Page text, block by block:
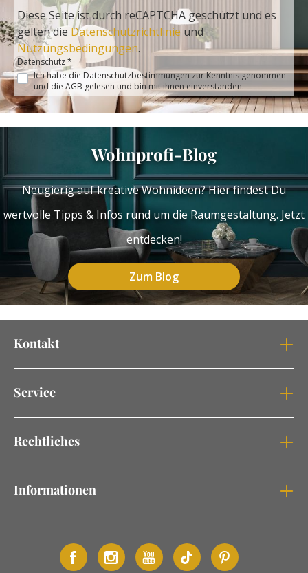
Diese Seite ist durch reCAPTCHA geschützt und es
gelten die Datenschutzrichtlinie und
Nutzungsbedingungen.
Datenschutz *
Ich habe die Datenschutzbestimmungenzur Kenntnis genommen
und die AGB gelesen und bin mit ihnen einverstanden.
Wohnprofi-Blog
Neugierig auf kreative Wohnideen? Hier findest Du
wertvolle Tipps & Infos rund um die Raumgestaltung. Jetzt
entdecken!
Zum Blog
Kontakt
Service
Rechtliches
Informationen